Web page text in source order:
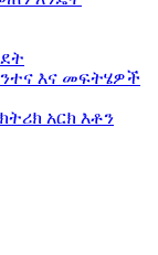
እና መፍትሄዎች
አርክ እቶን